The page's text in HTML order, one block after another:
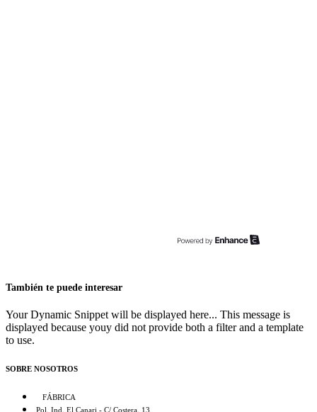
También te puede interesar
Your Dynamic Snippet will be displayed here... This message is
displayed because youy did not provide both a filter and a template
to use.
SOBRE NOSOTROS
FÁBRICA
Pol. Ind. El Canari - C/ Costera, 13